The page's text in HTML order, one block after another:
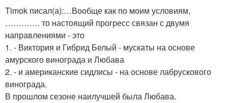
Timok писал(а):…Вообще как по моим условиям,
…………. то настоящий прогресс связан с двумя
направлениями - это
1. - Виктория и Гибрид Белый - мускаты на основе
амурского винограда и Любава
2. - и американские сидлисы - на основе лабрускового
винограда.
В прошлом сезоне наилучшей была Любава.